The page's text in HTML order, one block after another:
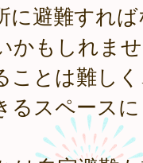
に避難すれ
かもしれま
ことは難し
るスペース